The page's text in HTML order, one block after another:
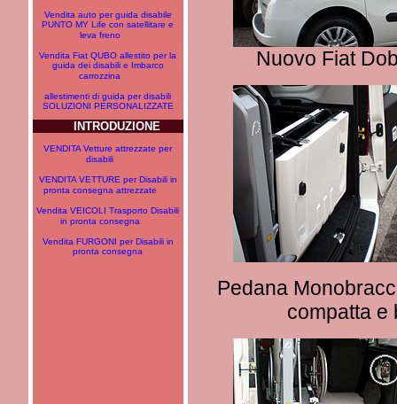
Vendita auto per guida disabile
PUNTO MY Life con satellitare e
leva freno
Vendita Fiat QUBO allestito per la
guida dei disabili e Imbarco
carrozzina
allestimenti di guida per disabili
SOLUZIONI PERSONALIZZATE
INTRODUZIONE
VENDITA Vetture attrezzate per
disabili
VENDITA VETTURE per Disabili in
pronta consegna attrezzate
Vendita VEICOLI Trasporto Disabili
in pronta consegna
Vendita FURGONI per Disabili in
pronta consegna
Nuovo Fiat
Pedana
compatta e